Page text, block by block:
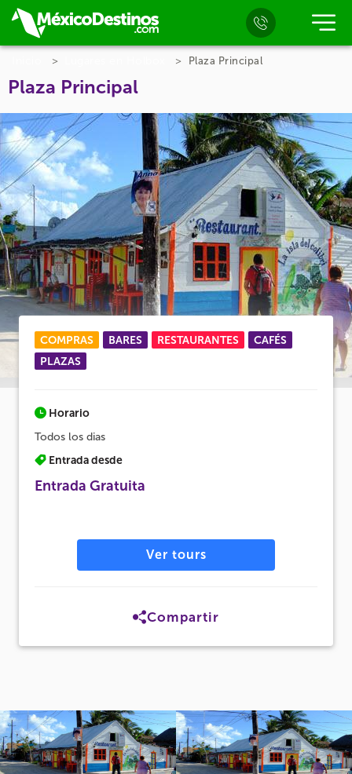
Plaza Principal
Plaza Principal
COMPRAS BARES RESTAURANTES
CAFÉS
PLAZAS
Horario
Todos los dias
Entrada desde
Entrada Gratuita
Ver tours
Compartir